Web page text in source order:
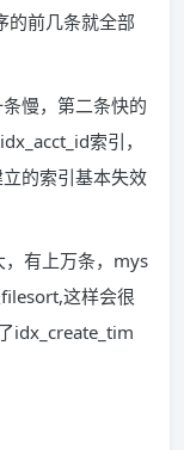
的前几条就全部
慢，第二条快的
索引，
的索引基本失效
，有上万条，mys
这样会很
idx_create_tim